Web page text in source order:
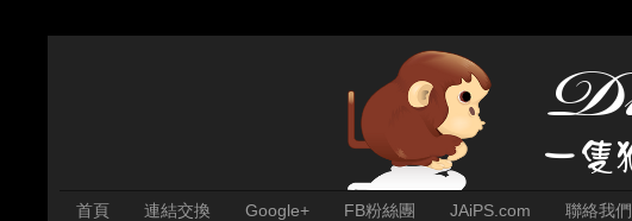
首頁 連結交換 Google+ FB粉絲團 JAiPS.com 聯絡我們